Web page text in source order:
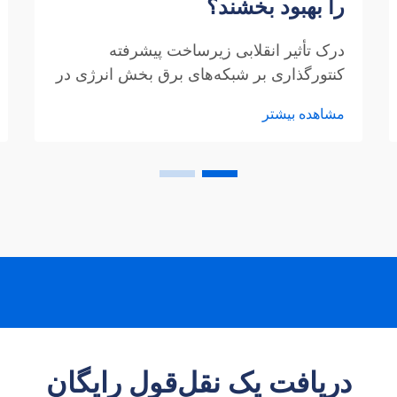
را بهبود بخشند؟
درک تأثیر انقلابی زیرساخت پیشرفته
کنتورگذاری بر شبکه‌های برق بخش انرژی در
مشاهده بیشتر
دریافت یک نقل‌قول رایگان